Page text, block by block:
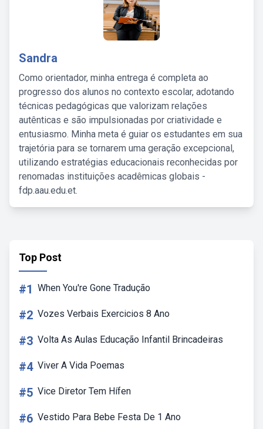
Sandra
Como orientador, minha entrega é completa ao
progresso dos alunos no contexto escolar, adotando
técnicas pedagógicas que valorizam relações
autênticas e são impulsionadas por criatividade e
entusiasmo. Minha meta é guiar os estudantes em sua
trajetória para se tornarem uma geração excepcional,
utilizando estratégias educacionais reconhecidas por
renomadas instituições acadêmicas globais -
fdp.aau.edu.et.
Top Post
#1 When You're Gone Tradução
#2 Vozes Verbais Exercicios 8 Ano
#3 Volta As Aulas Educação Infantil Brincadeiras
#4 Viver A Vida Poemas
#5 Vice Diretor Tem Hífen
#6 Vestido Para Bebe Festa De 1 Ano